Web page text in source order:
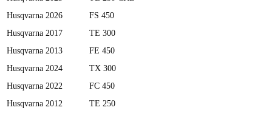
Husqvarna 2026
FS 450
Husqvarna 2017
TE 300
Husqvarna 2013
FE 450
Husqvarna 2024
TX 300
Husqvarna 2022
FC 450
Husqvarna 2012
TE 250